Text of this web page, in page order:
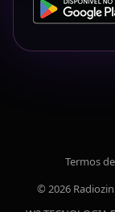
Termos
© 2026